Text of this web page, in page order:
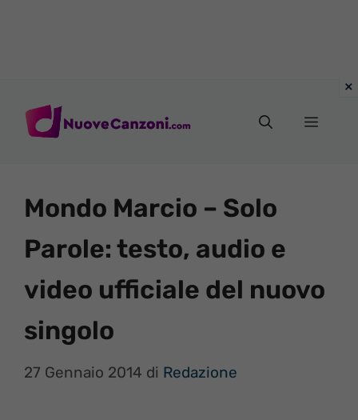
Menu
Mondo Marcio – Solo
Parole: testo, audio e
video ufficiale del nuovo
singolo
27 Gennaio 2014 di Redazione